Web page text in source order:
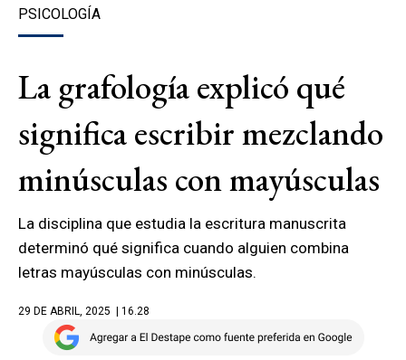
PSICOLOGÍA
La grafología explicó qué
significa escribir mezclando
minúsculas con mayúsculas
La disciplina que estudia la escritura manuscrita
determinó qué significa cuando alguien combina
letras mayúsculas con minúsculas.
29 DE ABRIL, 2025 | 16.28